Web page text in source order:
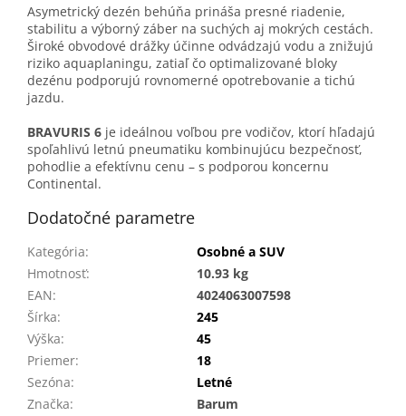
Asymetrický dezén behúňa prináša presné riadenie,
stabilitu a výborný záber na suchých aj mokrých cestách.
Široké obvodové drážky účinne odvádzajú vodu a znižujú
riziko aquaplaningu, zatiaľ čo optimalizované bloky
dezénu podporujú rovnomerné opotrebovanie a tichú
jazdu.
BRAVURIS 6 je ideálnou voľbou pre vodičov, ktorí hľadajú
spoľahlivú letnú pneumatiku kombinujúcu bezpečnosť,
pohodlie a efektívnu cenu – s podporou koncernu
Continental.
Dodatočné parametre
Kategória:
Osobné a SUV
Hmotnosť:
10.93 kg
EAN:
4024063007598
Šírka:
245
Výška:
45
Priemer:
18
Sezóna:
Letné
Značka:
Barum